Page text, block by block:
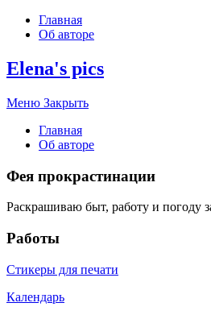
Главная
Об авторе
Elena's pics
Меню Закрыть
Главная
Об авторе
Фея прокрастинации
Раскрашиваю быт, работу и погоду
Работы
Стикеры для печати
Календарь